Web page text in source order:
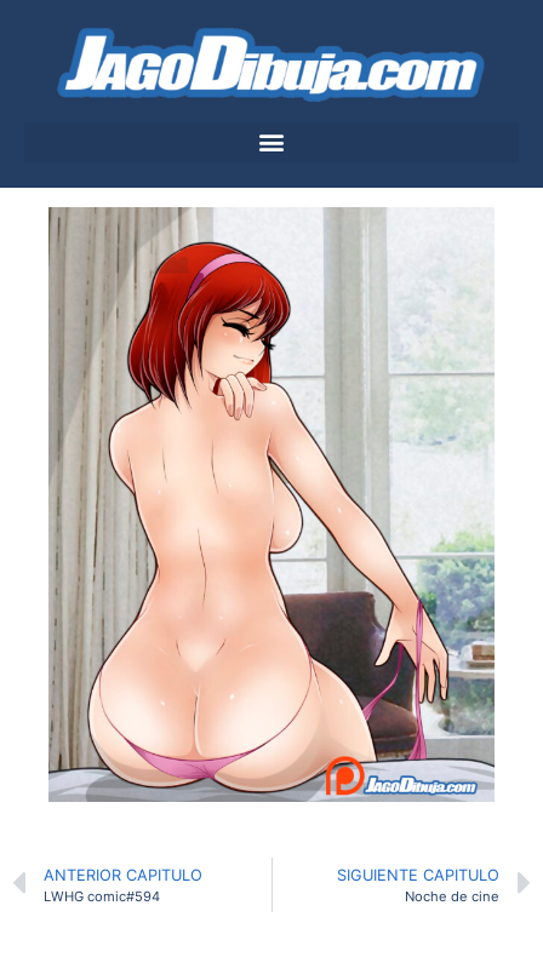
ANTERIOR CAPITULO
LWHG comic#594
SIGUIENTE CAPITULO
Noche de cine